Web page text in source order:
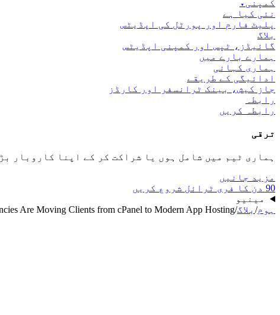
کمپنی ▾
نئی کیا ہے
پلیٹ فارم اور پورٹل کی اپڈیٹس
بلاگ
گائیڈز، ٹپس اور کمپنی اپڈیٹس
ہمارے بارے میں
ہماری کہانی
ادائیگی کے طریقے
جاز کیش، بینک ٹرانسفر اور کارڈز
رابطہ
رابطہ کریں
ترقی
ہماری ٹیم میں شامل ہوں یا شراکت کر کے اپنا کاروبار
مزید جانیں
90 دن کا فری ٹرائل شروع کریں
مینیو
ہوم/ بلاگ/
Are Moving Clients from cPanel to Modern App Hosting